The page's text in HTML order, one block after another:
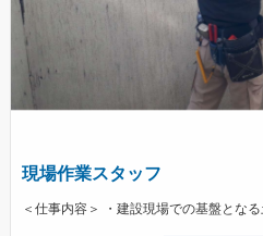
現場作業スタッフ